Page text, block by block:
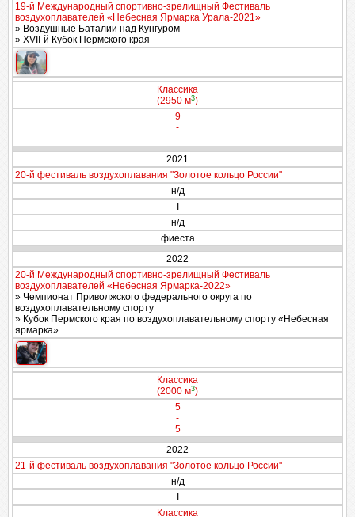
19-й Международный спортивно-зрелищный Фестиваль
воздухоплавателей «Небесная Ярмарка Урала-2021»
» Воздушные Баталии над Кунгуром
» XVII-й Кубок Пермского края
Классика
(2950 м3)
9
-
-
2021
20-й фестиваль воздухоплавания "Золотое кольцо России"
н/д
н/д
фиеста
2022
20-й Международный спортивно-зрелищный Фестиваль
воздухоплавателей «Небесная Ярмарка-2022»
» Чемпионат Приволжского федерального округа по
воздухоплавательному спорту
» Кубок Пермского края по воздухоплавательному спорту «Небесная
ярмарка»
Классика
(2000 м3)
5
-
5
2022
21-й фестиваль воздухоплавания "Золотое кольцо России"
н/д
Классика